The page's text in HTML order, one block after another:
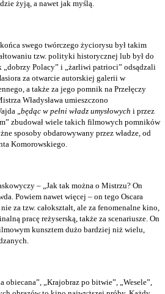
żyją, a nawet jak myślą.
swego twórczego życiorysu był takim
tzw. polityki historycznej lub był do
„dobrzy Polacy” i „żarliwi patrioci” odsądzali
za otwarcie autorskiej galerii w
a także za jego pomnik na Przełęczy
Władysława umieszczono
„ będąc w pełni władz umysłowych i przez
zbudował wiele takich filmowych pomników
sposoby obdarowywany przez władze, od
Komorowskiego.
– „Jak tak można o Mistrzu? On
Powiem nawet więcej – on tego Oscara
za tzw. całokształt, ale za fenomenalne kino,
pracę reżyserską, także za scenariusze. On
kunsztem dużo bardziej niż wielu,
obiecana”, „Krajobraz po bitwie”, „Wesele”,